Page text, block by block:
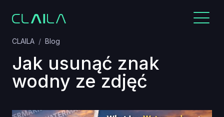
CLAILA Blog
Jak usunąć znak
wodny ze zdjęć